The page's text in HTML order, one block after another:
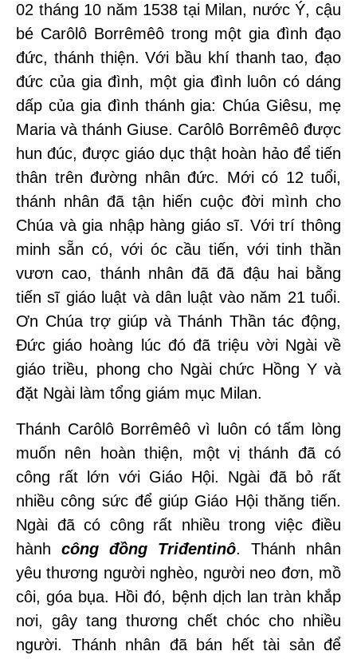
02 tháng 10 năm 1538 tại Milan, nước Ý, cậu
bé Carôlô Borrêmêô trong một gia đình đạo
đức, thánh thiện. Với bầu khí thanh tao, đạo
đức của gia đình, một gia đình luôn có dáng
dấp của gia đình thánh gia: Chúa Giêsu, mẹ
Maria và thánh Giuse. Carôlô Borrêmêô được
hun đúc, được giáo dục thật hoàn hảo để tiến
thân trên đường nhân đức. Mới có 12 tuổi,
thánh nhân đã tận hiến cuộc đời mình cho
Chúa và gia nhập hàng giáo sĩ. Với trí thông
minh sẵn có, với óc cầu tiến, với tinh thần
vươn cao, thánh nhân đã đã đậu hai bằng
tiến sĩ giáo luật và dân luật vào năm 21 tuổi.
Ơn Chúa trợ giúp và Thánh Thần tác động,
Ðức giáo hoàng lúc đó đã triệu vời Ngài về
giáo triều, phong cho Ngài chức Hồng Y và
đặt Ngài làm tổng giám mục Milan.
Thánh Carôlô Borrêmêô vì luôn có tấm lòng
muốn nên hoàn thiện, một vị thánh đã có
công rất lớn với Giáo Hội. Ngài đã bỏ rất
nhiều công sức để giúp Giáo Hội thăng tiến.
Ngài đã có công rất nhiều trong việc điều
hành công đồng Triđentinô. Thánh nhân
yêu thương người nghèo, người neo đơn, mồ
côi, góa bụa. Hồi đó, bệnh dịch lan tràn khắp
nơi, gây tang thương chết chóc cho nhiều
người. Thánh nhân đã bán hết tài sản để